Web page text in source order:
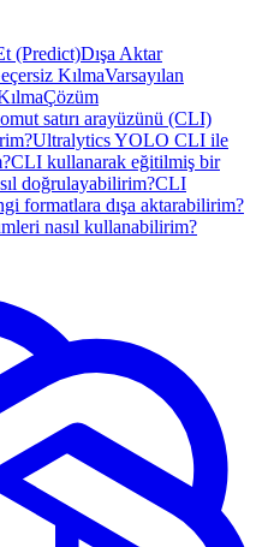
(Predict)Dışa Aktar
KılmaVarsayılan
Çözüm
satırı arayüzünü (CLI)
Ultralytics YOLO CLI ile
CLI kullanarak eğitilmiş bir
doğrulayabilirim?CLI
formatlara dışa aktarabilirim?
nasıl kullanabilirim?